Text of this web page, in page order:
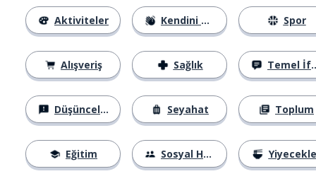
Aktiviteler
Alışveriş
Düşünceler
Eğitim
Kendini Tanıtma
Sağlık
Seyahat
Sosyal Hayat
Spor
Temel İfadeler
Toplum